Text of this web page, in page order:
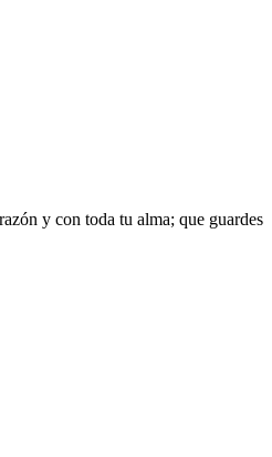
y con toda tu alma; que guardes